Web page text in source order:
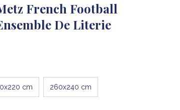
French Football
De Literie
cm 260x240 cm